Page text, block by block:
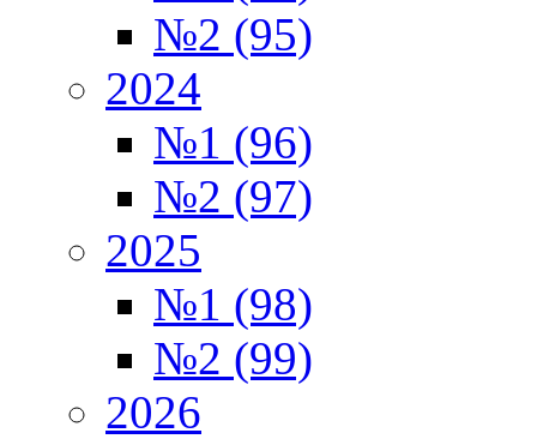
№2 (95)
2024
№1 (96)
№2 (97)
2025
№1 (98)
№2 (99)
2026